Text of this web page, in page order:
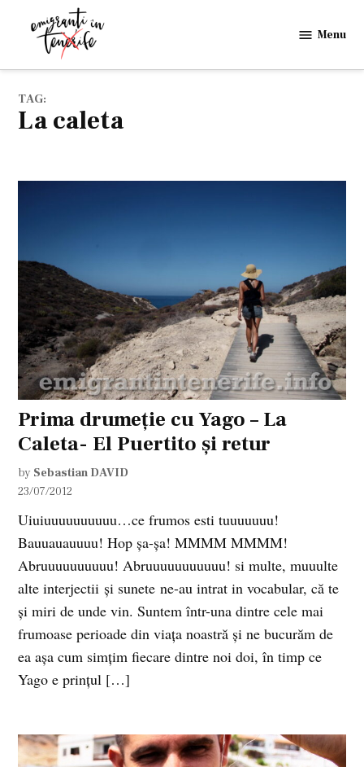
in
Menu
TAG:
la caleta
Prima drumeție cu Yago – La
Caleta- El Puertito și retur
by Sebastian DAVID
23/07/2012
Uiuiuuuuuuuuuu…ce frumos esti tuuuuuuu!
Bauuauauuuu! Hop șa-șa! MMMM MMMM!
Abruuuuuuuuuu! Abruuuuuuuuuuu! si multe, muuulte
alte interjectii și sunete ne-au intrat in vocabular, că te
și miri de unde vin. Suntem într-una dintre cele mai
frumoase perioade din viața noastră și ne bucurăm de
ea așa cum simțim fiecare dintre noi doi, în timp ce
Yago e prințul […]